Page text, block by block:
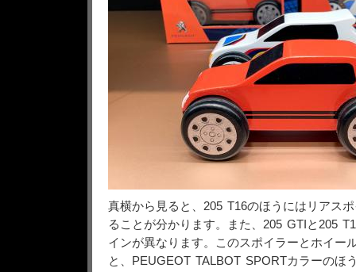
真横から見ると、205 T16のほうにはリアス
ることが分かります。また、205 GTIと205
インが異なります。このスポイラーとホイー
と、PEUGEOT TALBOT SPORTカラーのほ